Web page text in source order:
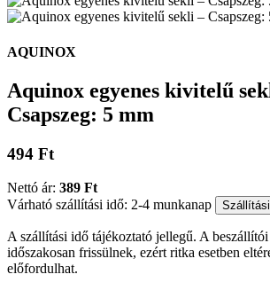
AQUINOX
Aquinox egyenes kivitelű
Csapszeg: 5 mm
494 Ft
Nettó ár: 389 Ft
Várható szállítási idő: 2-4 munkanap
A szállítási idő tájékoztató jellegű. A
időszakosan frissülnek, ezért ritka esetben
előfordulhat.